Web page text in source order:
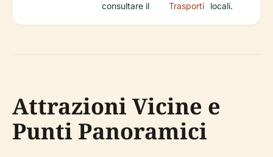
consultare il
Trasporti
locali.
Attrazioni Vicine e
Punti Panoramici